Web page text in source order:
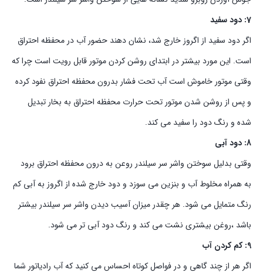
7: دود سفید
اگر دود سفید از اگروز خارج شد، نشان دهند حضور آب در محفظه احتراق
است. این مورد بیشتر در ابتدای روشن کردن موتور قابل رویت است چرا که
وقتی موتور خاموش است آب تحت فشار بدرون محفظه احتراق نفود کرده
و پس از روشن شدن موتور تحت حرارت محفظه احتراق به بخار تبدیل
شده و رنگ دود را سفید می کند.
8: دود آبی
وقتی بدلیل سوختن واشر سر سیلندر روعن به درون محفظه احتراق برود
به همراه مخلوط آب و بنزین می سوزد و دود خارج شده از اگروز به آبی کم
رنگ متمایل می شود. هر چقدر میزان آسیب دیدن واشر سر سیلندر بیشتر
باشد ،روغن بیشتری نشت می کند و رنگ دود آبی تر می شود.
9: کم کردن آب
اگر هر از چند گاهی و در فواصل کوتاه احساس می کنید که آب رادیاتور شما